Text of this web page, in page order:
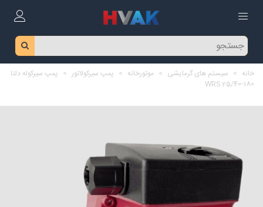
خانه > سیستم های گرمایشی > موتورخانه > پمپ سیرکولاتور > پمپ سیرکوله دلتا
WRS 25/40-180